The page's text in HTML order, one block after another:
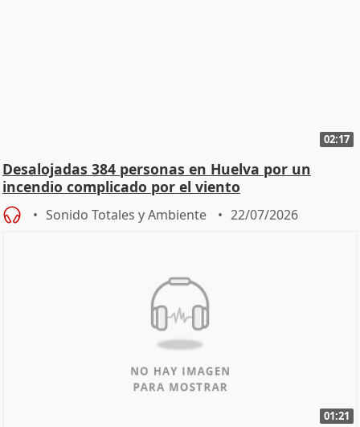
02:17
Desalojadas 384 personas en Huelva por un
incendio complicado por el viento
Sonido Totales y Ambiente 22/07/2026
01:21